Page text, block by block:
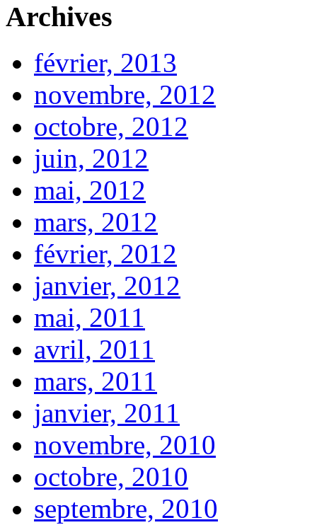
Archives
février, 2013
novembre, 2012
octobre, 2012
juin, 2012
mai, 2012
mars, 2012
février, 2012
janvier, 2012
mai, 2011
avril, 2011
mars, 2011
janvier, 2011
novembre, 2010
octobre, 2010
septembre, 2010